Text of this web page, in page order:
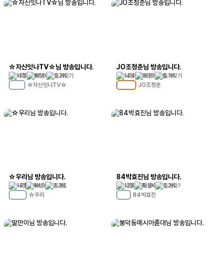
☆자신잇나TV☆님 방송입니다.
155 650 1.2K
☆자신잇나TV☆
JO조청춘님 방송입니다.
144 333 6.1K
JO조청춘
☆우리님 방송입니다.
141 143 7.2K
☆우리
84박효진님 방송입니다.
128 5.5K 1.2K
84박효진